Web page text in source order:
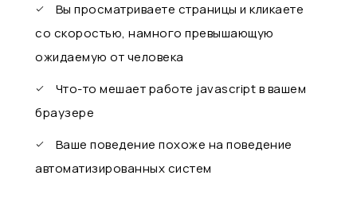
Вы просматриваете страницы и кликаете
со скоростью, намного превышающую
ожидаемую от человека
Что-то мешает работе javascript в вашем
браузере
Ваше поведение похоже на поведение
автоматизированных систем